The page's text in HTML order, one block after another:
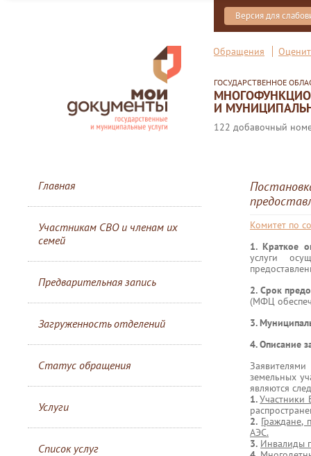
Версия для
Обращения
ГОСУДАРСТВЕННОЕ
И
122 добавочный
Главная
Участникам СВО и членам их
семей
Предварительная запись
Загруженность отделений
Статус обращения
Услуги
Список услуг
Комитет по
1. Краткое
услуги
2. Срок
(МФЦ
3.
4. Описание
земельных
являются
1.Участники
2. Граждане,
АЭС.
3. Инвалиды